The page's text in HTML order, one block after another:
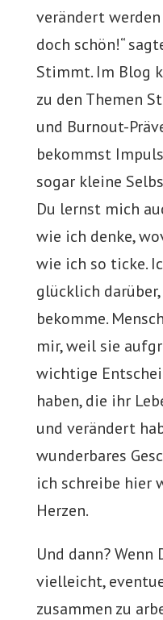
verändert werden
doch schön!“
Stimmt. Im Blog
zu den Themen
und Burnout-
bekommst
sogar kleine
Du lernst mich
wie ich denke,
wie ich so ticke.
glücklich
bekomme.
mir, weil sie
wichtige
haben, die ihr
und verändert
wunderbares
ich schreibe hier
Herzen.
Und dann? Wenn
vielleicht,
zusammen zu